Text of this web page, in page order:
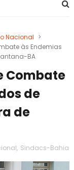
Nacional >
às Endemias
BA
Combate
de
de
, Sindacs-Bahia